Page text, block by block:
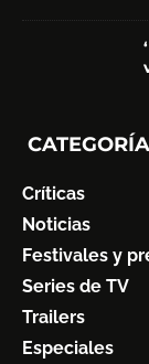
Críticas
Noticias
Festivales y
Series de TV
Trailers
Especiales